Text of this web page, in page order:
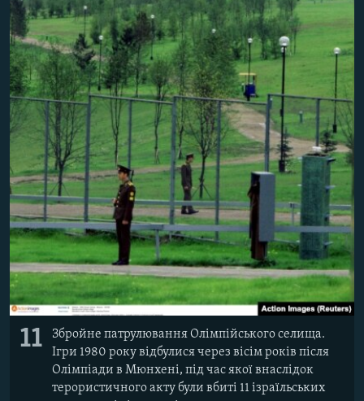
11
Збройне патрулювання Олімпійського селища.
Ігри 1980 року відбулися через вісім років після
Олімпіади в Мюнхені, під час якої внаслідок
терористичного акту були вбиті 11 ізраїльських